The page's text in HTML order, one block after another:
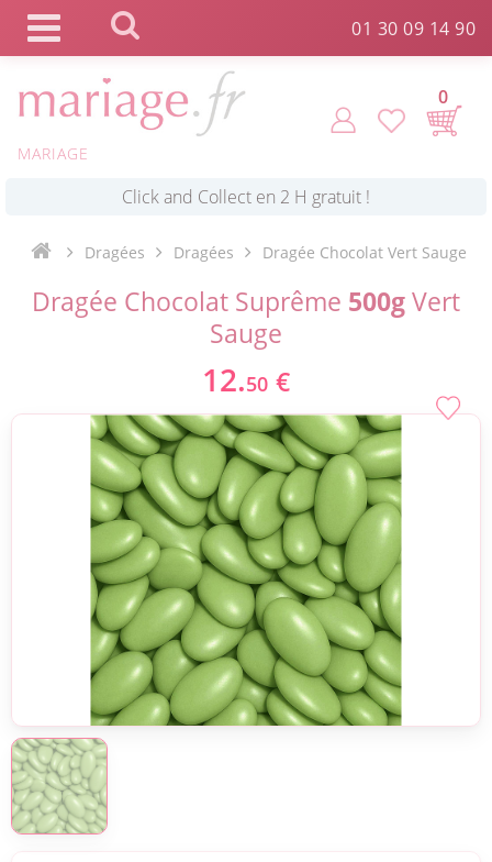
01 30 09 14 90
MARIAGE
0
Livraison point relais gratuit dès 89 € !
Payez votre commande en 4X sans frais
Dragées Dragées Dragée Chocolat Vert Sauge
Dragée Chocolat Suprême 500gVert
Sauge
12.50 €
Panneau de gestion des cookies